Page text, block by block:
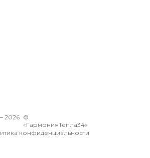
конфиденциальности
©
«ГармонияТепла34»
2026